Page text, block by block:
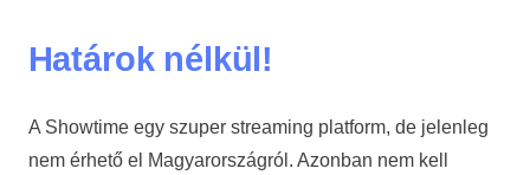
Határok nélkül!
A Showtime egy szuper streaming platform, de jelenleg
nem érhető el Magyarországról. Azonban nem kell